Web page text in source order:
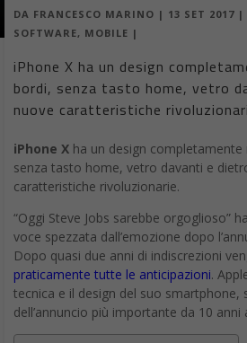
DA FRANCESCO MARINO | 13 SET 2017 |
SOFTWARE, MOBILE |
iPhone X ha un design
bordi, senza tasto home, vetro
nuove caratteristiche
iPhone X ha un design
senza tasto home, vetro davanti e
caratteristiche rivoluzionarie.
“Oggi Steve Jobs sarebbe orgoglioso”
voce spezzata dall’emozione dopo
Dopo quasi due anni di indiscrezioni
praticamente tutte le anticipazioni.
tecnica e il design del suo smartphone,
dell’annuncio più importante da 10 anni